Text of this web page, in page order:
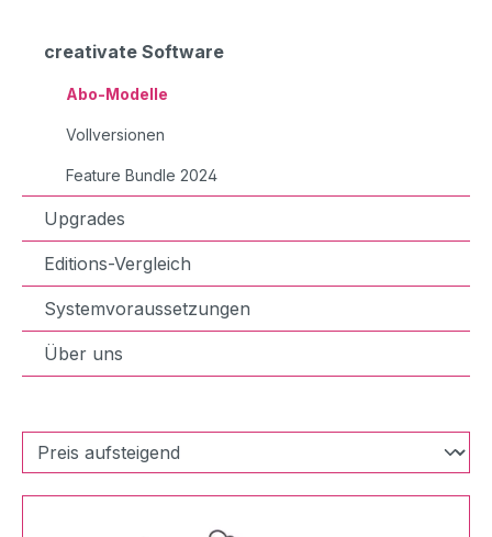
creativate Software
Abo-Modelle
Vollversionen
Feature Bundle 2024
Upgrades
Editions-Vergleich
Systemvoraussetzungen
Über uns